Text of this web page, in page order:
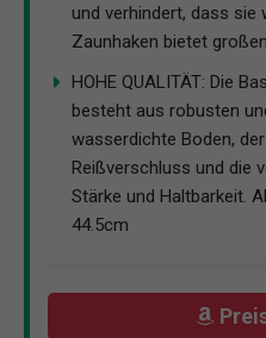
und verhindert, dass sie
Zaunhaken bietet
HOHE QUALITÄT: Die
besteht aus robusten
wasserdichte Boden,
Reißverschluss und die
Stärke und Haltbarkeit.
44.5cm